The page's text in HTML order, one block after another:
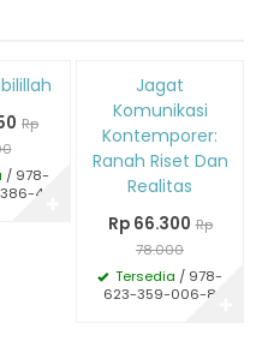
Rp
/ 978-
4
Jagat
Komunikasi
Kontemporer:
Ranah Riset Dan
Realitas
Rp 66.300 Rp
78.000
Tersedia / 978-
623-359-006-8